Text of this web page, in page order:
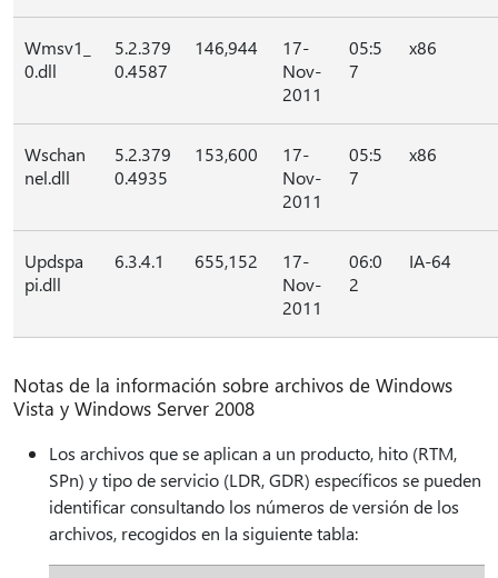
Wmsv1_
0.dll
5.2.379
0.4587
146,944
17-
Nov-
2011
05:5
7
x86
Wschan
nel.dll
5.2.379
0.4935
153,600
17-
Nov-
2011
05:5
7
x86
Updspa
pi.dll
6.3.4.1 655,152
17-
Nov-
2011
06:0
2
IA-64
Notas de la información sobre archivos de Windows
Vista y Windows Server 2008
Los archivos que se aplican a un producto, hito (RTM,
SPn) y tipo de servicio (LDR, GDR) específicos se pueden
identificar consultando los números de versión de los
archivos, recogidos en la siguiente tabla: